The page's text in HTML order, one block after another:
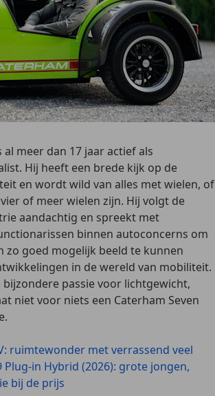
meer dan 17 jaar actief als
Hij heeft een brede kijk op de
en wordt wild van alles met wielen, of
of meer wielen zijn. Hij volgt de
aandachtig en spreekt met
binnen autoconcerns om
zo goed mogelijk beeld te kunnen
in de wereld van mobiliteit.
bijzondere passie voor lichtgewicht,
niet voor niets een Caterham Seven
ruimtewonder met verrassend veel
Plug-in Hybrid (2026): grote jongen,
bij de prijs